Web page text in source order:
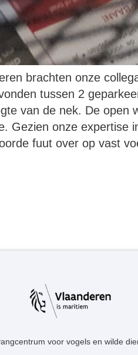
brachten onze
tussen 2
van de nek. De open
Gezien onze expertise
fuut over op vast
voor vogels en wilde